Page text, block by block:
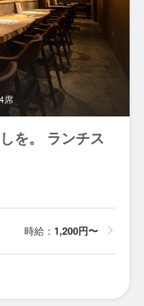
席
を。 ランチス
時給： 1,200円〜